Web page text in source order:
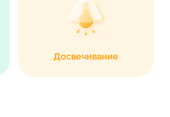
Досвечивание